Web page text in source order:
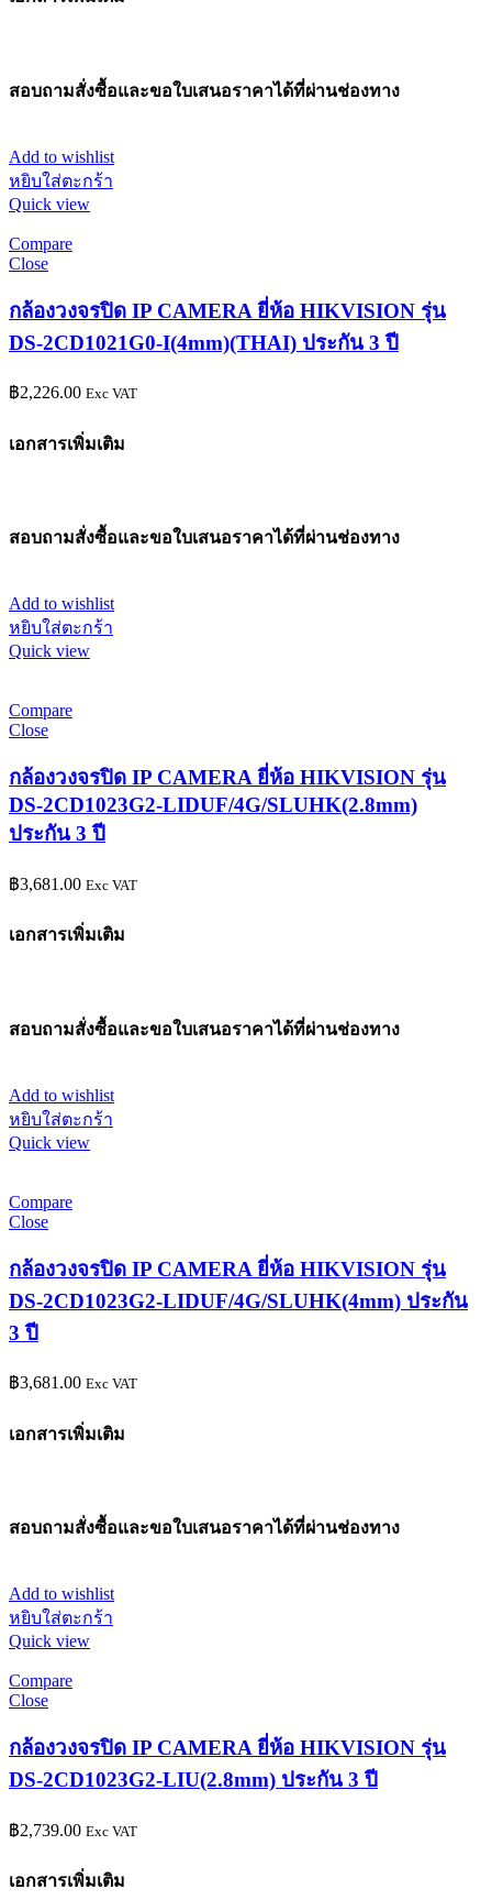
สอบถามสั่งซื้อและขอใบเสนอราคาได้ที่ผ่านช่องทาง
Add to wishlist
หยิบใส่ตะกร้า
Quick view
Compare
Close
กล้องวงจรปิด IP CAMERA ยี่ห้อ HIKVISION รุ่น
DS-2CD1021G0-I(4mm)(THAI) ประกัน 3 ปี
฿2,226.00 Exc VAT
เอกสารเพิ่มเติม
สอบถามสั่งซื้อและขอใบเสนอราคาได้ที่ผ่านช่องทาง
Add to wishlist
หยิบใส่ตะกร้า
Quick view
Compare
Close
กล้องวงจรปิด IP CAMERA ยี่ห้อ HIKVISION รุ่น
DS-2CD1023G2-LIDUF/4G/SLUHK(2.8mm)
ประกัน 3 ปี
฿3,681.00 Exc VAT
เอกสารเพิ่มเติม
สอบถามสั่งซื้อและขอใบเสนอราคาได้ที่ผ่านช่องทาง
Add to wishlist
หยิบใส่ตะกร้า
Quick view
Compare
Close
กล้องวงจรปิด IP CAMERA ยี่ห้อ HIKVISION รุ่น
DS-2CD1023G2-LIDUF/4G/SLUHK(4mm) ประกัน
3 ปี
฿3,681.00 Exc VAT
เอกสารเพิ่มเติม
สอบถามสั่งซื้อและขอใบเสนอราคาได้ที่ผ่านช่องทาง
Add to wishlist
หยิบใส่ตะกร้า
Quick view
Compare
Close
กล้องวงจรปิด IP CAMERA ยี่ห้อ HIKVISION รุ่น
DS-2CD1023G2-LIU(2.8mm) ประกัน 3 ปี
฿2,739.00 Exc VAT
เอกสารเพิ่มเติม